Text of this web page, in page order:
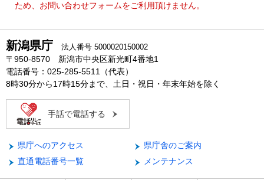
ため、お問い合わせフォームをご利用頂けません。
新潟県庁 法人番号 5000020150002
〒950-8570 新潟市中央区新光町4番地1
電話番号：025-285-5511（代表）
8時30分から17時15分まで、土日・祝日・年末年始を除く
手話で電話する
県庁へのアクセス
県庁舎のご案内
直通電話番号一覧
メンテナンス